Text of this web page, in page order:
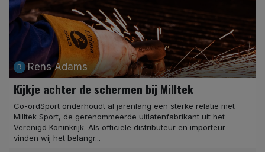
Rens Adams
Kijkje achter de schermen bij Milltek
Co-ordSport onderhoudt al jarenlang een sterke relatie met
Milltek Sport, de gerenommeerde uitlatenfabrikant uit het
Verenigd Koninkrijk. Als officiële distributeur en importeur
vinden wij het belangr...